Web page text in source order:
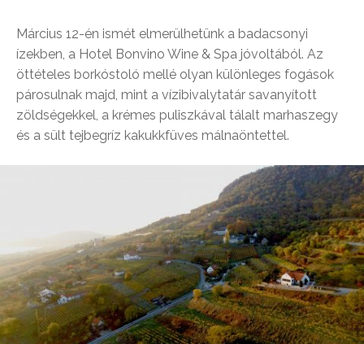
Március 12-én ismét elmerülhetünk a badacsonyi
ízekben, a Hotel Bonvino Wine & Spa jóvoltából. Az
öttételes borkóstoló mellé olyan különleges fogások
párosulnak majd, mint a vízibivalytatár savanyított
zöldségekkel, a krémes puliszkával tálalt marhaszegy
és a sült tejbegríz kakukkfüves málnaöntettel.